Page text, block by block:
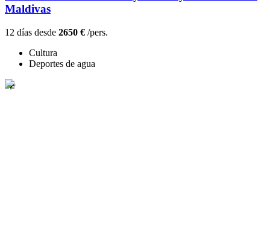
Maldivas
12 días desde 2650 € /pers.
Cultura
Deportes de agua